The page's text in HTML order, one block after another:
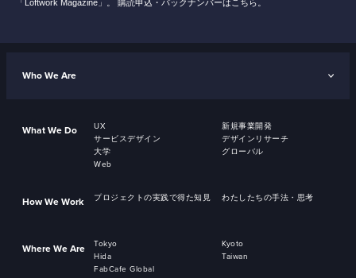
「Loftwork Magazine」。
購読申込・バックナンバーはこちら。
Who We Are
What We Do UX
新規事業開発
サービスデザイン
デザインリサーチ
大学
グローバル
Web
How We Work プロジェクトの実践で得た知見 わたしたちの手法・思考
Where We Are Tokyo
Kyoto
Hida
Taiwan
FabCafe Global